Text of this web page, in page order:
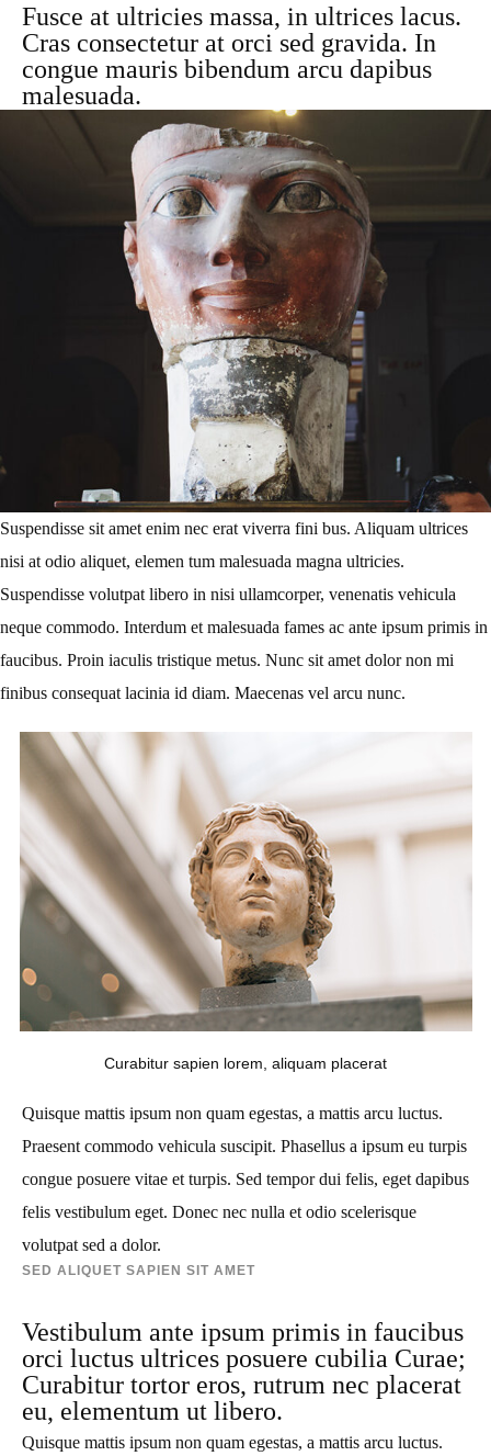
Fusce at ultricies massa, in ultrices lacus.
Cras consectetur at orci sed gravida. In
congue mauris bibendum arcu dapibus
malesuada.
Suspendisse sit amet enim nec erat viverra fini bus. Aliquam ultrices
nisi at odio aliquet, elemen tum malesuada magna ultricies.
Suspendisse volutpat libero in nisi ullamcorper, venenatis vehicula
neque commodo. Interdum et malesuada fames ac ante ipsum primis in
faucibus. Proin iaculis tristique metus. Nunc sit amet dolor non mi
finibus consequat lacinia id diam. Maecenas vel arcu nunc.
Curabitur sapien lorem, aliquam placerat
Quisque mattis ipsum non quam egestas, a mattis arcu luctus.
Praesent commodo vehicula suscipit. Phasellus a ipsum eu turpis
congue posuere vitae et turpis. Sed tempor dui felis, eget dapibus
felis vestibulum eget. Donec nec nulla et odio scelerisque
volutpat sed a dolor.
SED ALIQUET SAPIEN SIT AMET
Vestibulum ante ipsum primis in faucibus
orci luctus ultrices posuere cubilia Curae;
Curabitur tortor eros, rutrum nec placerat
eu, elementum ut libero.
Quisque mattis ipsum non quam egestas, a mattis arcu luctus.